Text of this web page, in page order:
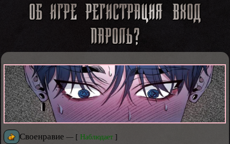
Своенравие — [ Наблюдает]